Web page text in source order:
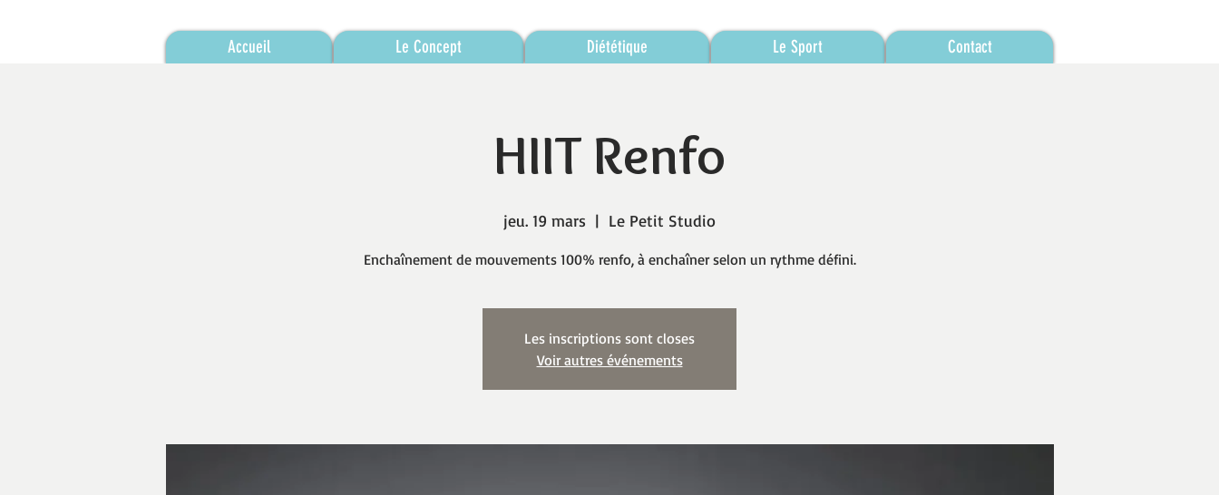
Accueil Le Concept Diététique Le Sport Contact
HIIT Renfo
jeu. 19 mars
  |
Le Petit Studio
Enchaînement de mouvements 100% renfo, à enchaîner selon un rythme défini.
Les inscriptions sont closes
Voir autres événements